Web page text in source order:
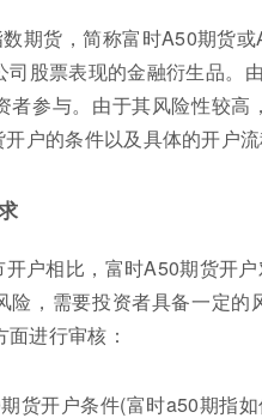
期货，简称富时A50期货
司股票表现的金融衍生品。
者参与。由于其风险性较
户的条件以及具体的开户流
开户相比，富时A50期货开
险，需要投资者具备一定
进行审核：